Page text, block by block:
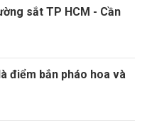
sắt TP HCM - Cần
điểm bắn pháo hoa và